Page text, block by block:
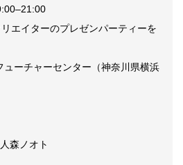
エイターのプレゼンパーティーを
ューチャーセンター（神奈川県横浜
森ノオト